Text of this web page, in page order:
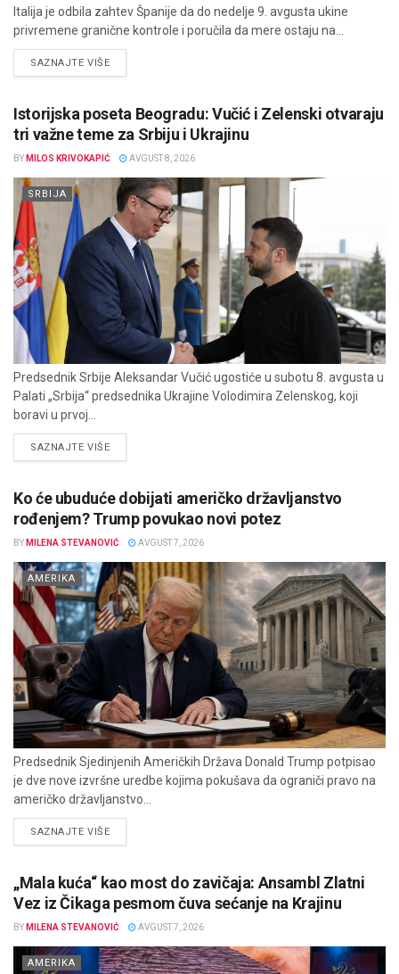
Italija je odbila zahtev Španije da do nedelje 9. avgusta ukine
privremene granične kontrole i poručila da mere ostaju na...
SAZNAJTE VIŠEDETAILS
Istorijska poseta Beogradu: Vučić i Zelenski otvaraju
tri važne teme za Srbiju i Ukrajinu
BY MILOS KRIVOKAPIĆ AVGUST 8, 2026
SRBIJA
Predsednik Srbije Aleksandar Vučić ugostiće u subotu 8. avgusta u
Palati „Srbija“ predsednika Ukrajine Volodimira Zelenskog, koji
boravi u prvoj...
SAZNAJTE VIŠEDETAILS
Ko će ubuduće dobijati američko državljanstvo
rođenjem? Trump povukao novi potez
BY MILENA STEVANOVIĆ AVGUST 7, 2026
AMERIKA
Predsednik Sjedinjenih Američkih Država Donald Trump potpisao
je dve nove izvršne uredbe kojima pokušava da ograniči pravo na
američko državljanstvo...
SAZNAJTE VIŠEDETAILS
„Mala kuća“ kao most do zavičaja: Ansambl Zlatni
Vez iz Čikaga pesmom čuva sećanje na Krajinu
BY MILENA STEVANOVIĆ AVGUST 7, 2026
AMERIKA